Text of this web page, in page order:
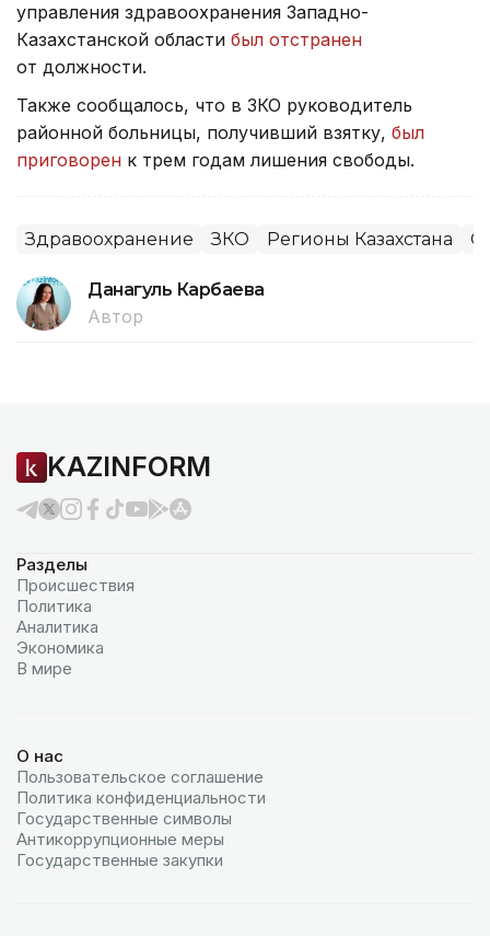
управления здравоохранения Западно-
Казахстанской области был отстранен
от должности.
Также сообщалось, что в ЗКО руководитель
районной больницы, получивший взятку, был
приговорен к трем годам лишения свободы.
Здравоохранение ЗКО Регионы Казахстана
Данагуль Карбаева
Автор
KAZINFORM
Разделы
Происшествия
Политика
Аналитика
Экономика
В мире
О нас
Пользовательское соглашение
Политика конфиденциальности
Государственные символы
Антикоррупционные меры
Государственные закупки